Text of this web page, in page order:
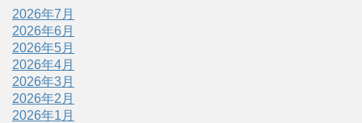
2026年7月
2026年6月
2026年5月
2026年4月
2026年3月
2026年2月
2026年1月